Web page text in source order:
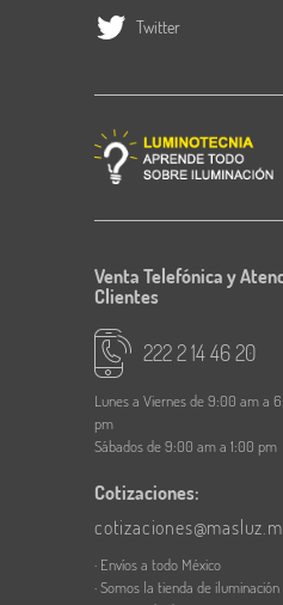
Twitter
Venta Telefónica y
Clientes
222 2 14 46 20
Lunes a Viernes de 9:00 am a
pm
Sábados de 9:00 am a 1:00 pm
Cotizaciones:
· Envíos a todo México
· Somos la tienda de